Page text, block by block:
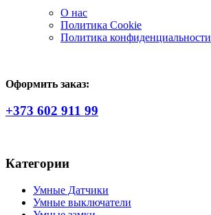
О нас
Политика Сookie
Политика конфиденциальности
Оформить заказ:
+373 602 911 99
Категории
Умные Датчики
Умные выключатели